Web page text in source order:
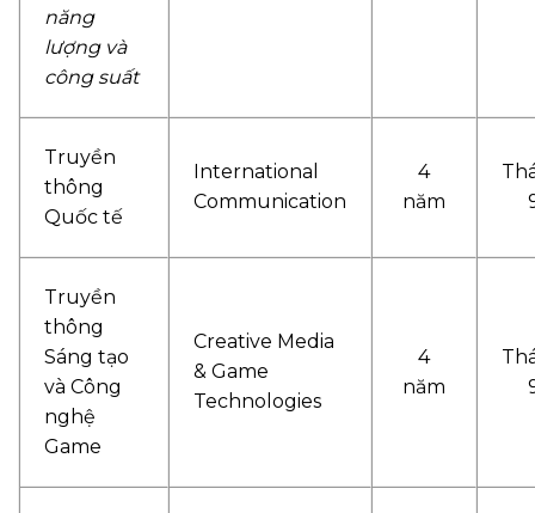
năng
lượng và
công suất
Truyền
thông
Quốc tế
International
Communication
4
năm
Truyền
thông
Sáng tạo
và Công
nghệ
Game
Creative Media
& Game
Technologies
4
năm